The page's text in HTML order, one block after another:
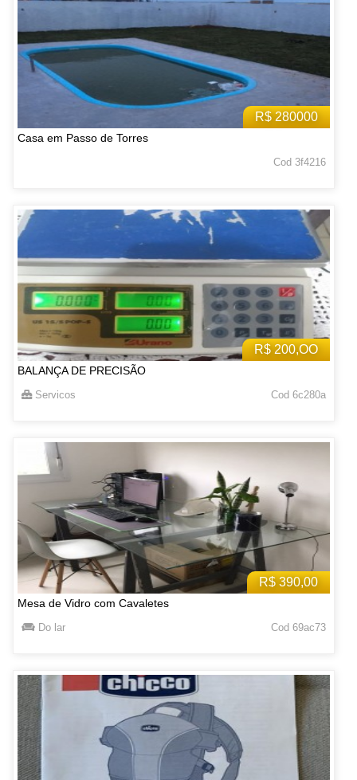
R$ 280000
Casa em Passo de Torres
Cod 3f4216
R$ 200,OO
BALANÇA DE PRECISÃO
Servicos Cod 6c280a
R$ 390,00
Mesa de Vidro com Cavaletes
Do lar Cod 69ac73